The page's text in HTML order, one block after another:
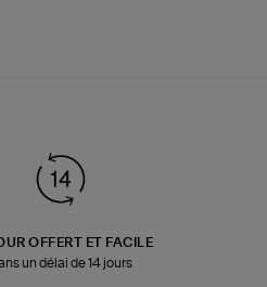
OFFERT ET FACILE
un délai de 14 jours